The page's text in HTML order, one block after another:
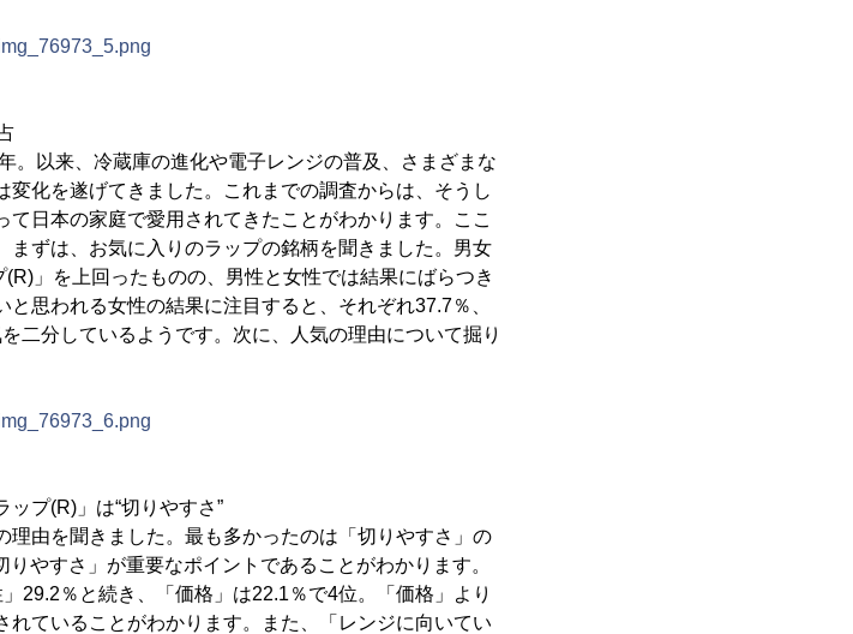
以来、冷蔵庫の進化や電子レンジの普及、さまざまな
化を遂げてきました。これまでの調査からは、そうし
日本の家庭で愛用されてきたことがわかります。ここ
ずは、お気に入りのラップの銘柄を聞きました。男女
」を上回ったものの、男性と女性では結果にばらつき
思われる女性の結果に注目すると、それぞれ37.7％、
二分しているようです。次に、人気の理由について掘り
ップ(R)」は“切りやすさ”
由を聞きました。最も多かったのは「切りやすさ」の
やすさ」が重要なポイントであることがわかります。
29.2％と続き、「価格」は22.1％で4位。「価格」より
ていることがわかります。また、「レンジに向いてい